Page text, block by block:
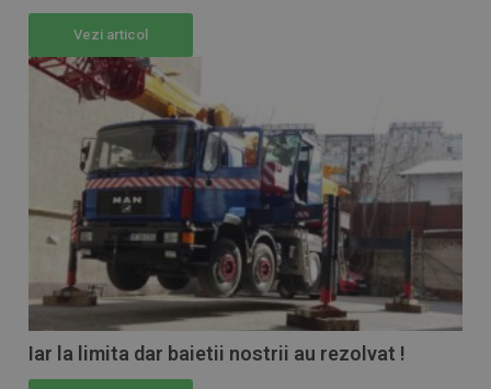
Vezi articol
Iar la limita dar baietii nostrii au rezolvat !